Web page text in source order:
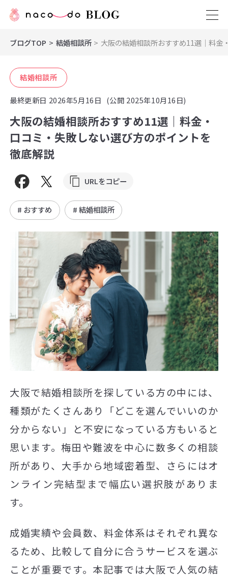
ブログTOP 結婚相談所 大阪の結婚相談所おすすめ11選｜料金
結婚相談所
最終更新日 2026年5月16日 (公開 2025年10月16日)
大阪の結婚相談所おすすめ11選｜料金・
口コミ・失敗しない選び方のポイントを
徹底解説
URLをコピー
# おすすめ # 結婚相談所
大阪で結婚相談所を探している方の中には、
種類がたくさんあり「どこを選んでいいのか
分からない」と不安になっている方もいると
思います。梅田や難波を中心に数多くの相談
所があり、大手から地域密着型、さらにはオ
ンライン完結型まで幅広い選択肢がありま
す。
成婚実績や会員数、料金体系はそれぞれ異な
るため、比較して自分に合うサービスを選ぶ
ことが重要です。本記事では大阪で人気の結